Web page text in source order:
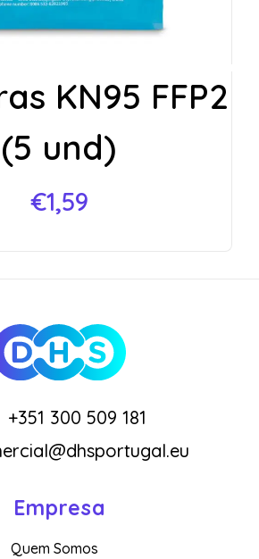
KN95 FFP2
(5 und)
€1,59
+351 300 509 181
Empresa
Quem Somos